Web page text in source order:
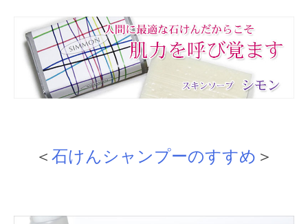
＜石けんシャンプーのすすめ ＞